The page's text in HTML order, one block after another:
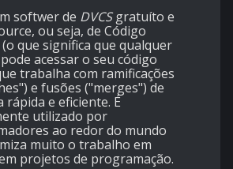
softwer de DVCSgratuíto e
ou seja, de Código
que significa que qualquer
acessar o seu código
trabalha com ramificações
e fusões ("merges") de
rápida e eficiente. É
utilizado por
ao redor do mundo
muito o trabalho em
projetos de programação.